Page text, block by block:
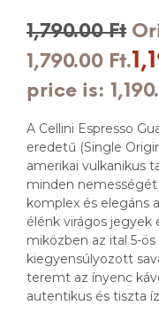
1,790.00Ft
1,790.00 Ft.
price is:
A Cellini Espresso
eredetű (Single
amerikai vulkanikus
minden
komplex és elegáns
élénk virágos jegyek
miközben az ital 5-
kiegyensúlyozott
teremt az ínyenc
autentikus és tiszta